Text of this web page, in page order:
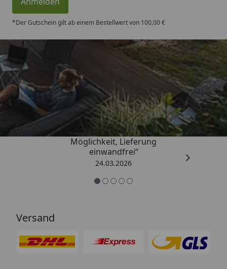
*Der Gutschein gilt ab einem Bestellwert von 100,00 €
Trusted Shops
4,50/ 5
„Einfache Bestellung, Skonto
Möglichkeit, Lieferung
einwandfrei“
24.03.2026
Versand